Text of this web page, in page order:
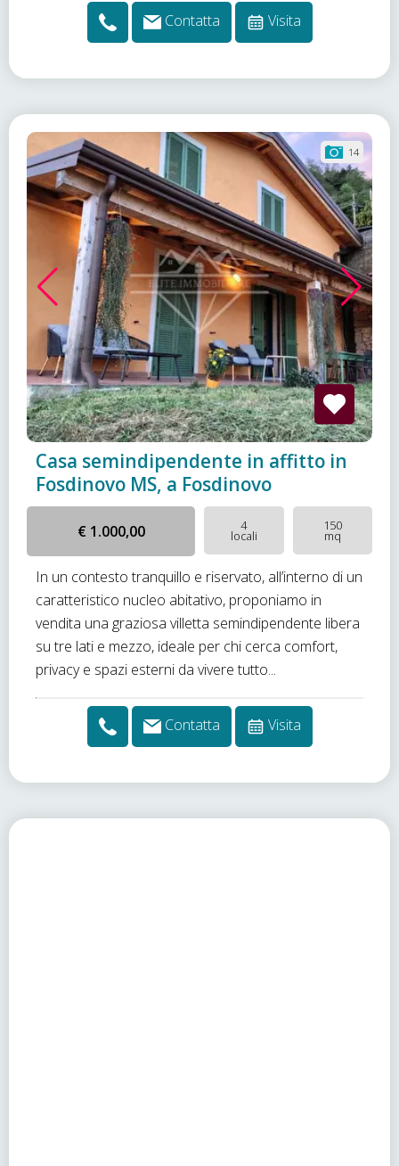
Contatta Visita
14
Casa semindipendente in affitto in
Fosdinovo MS, a Fosdinovo
€ 1.000,00 4
locali
150
mq
In un contesto tranquillo e riservato, all’interno di un
caratteristico nucleo abitativo, proponiamo in
vendita una graziosa villetta semindipendente libera
su tre lati e mezzo, ideale per chi cerca comfort,
privacy e spazi esterni da vivere tutto...
Contatta Visita